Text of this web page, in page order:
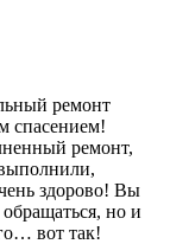
ремонт
спасением!
ремонт,
здорово! Вы
но и
вот так!